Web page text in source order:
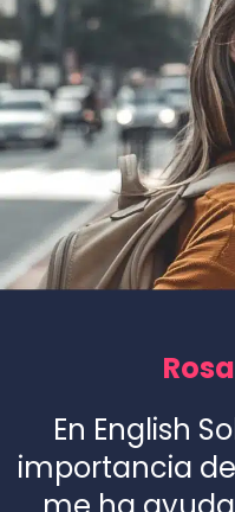
En English
importancia